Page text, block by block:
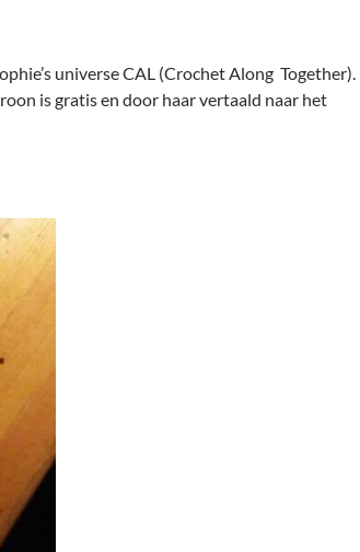
universe CAL (Crochet Along Together).
is gratis en door haar vertaald naar het